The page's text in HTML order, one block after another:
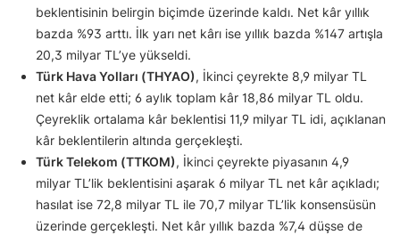
beklentisinin belirgin biçimde üzerinde kaldı. Net kâr yıllık
bazda %93 arttı. İlk yarı net kârı ise yıllık bazda %147 artışla
20,3 milyar TL’ye yükseldi.
Türk Hava Yolları (THYAO), İkinci çeyrekte 8,9 milyar TL
net kâr elde etti; 6 aylık toplam kâr 18,86 milyar TL oldu.
Çeyreklik ortalama kâr beklentisi 11,9 milyar TL idi, açıklanan
kâr beklentilerin altında gerçekleşti.
Türk Telekom (TTKOM), İkinci çeyrekte piyasanın 4,9
milyar TL’lik beklentisini aşarak 6 milyar TL net kâr açıkladı;
hasılat ise 72,8 milyar TL ile 70,7 milyar TL’lik konsensüsün
üzerinde gerçekleşti. Net kâr yıllık bazda %7,4 düşse de